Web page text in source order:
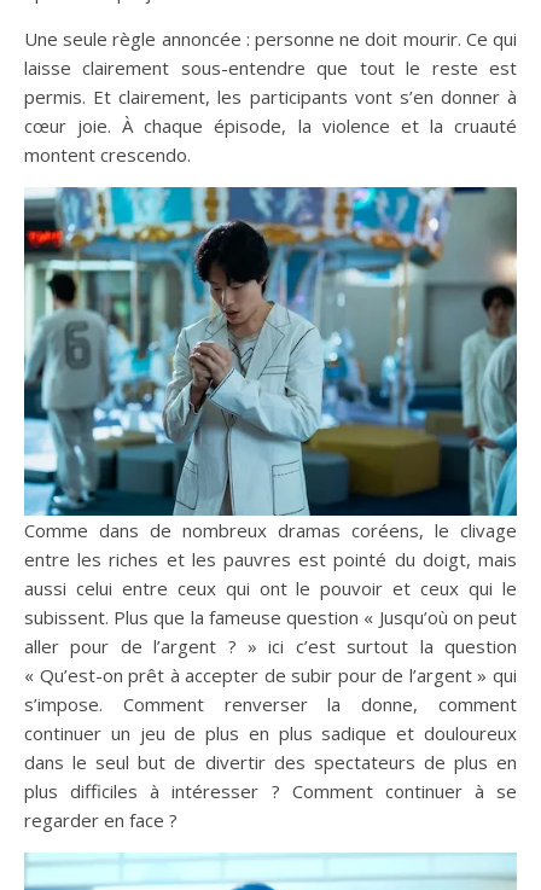
Une seule règle annoncée : personne ne doit mourir. Ce qui
laisse clairement sous-entendre que tout le reste est
permis. Et clairement, les participants vont s’en donner à
cœur joie. À chaque épisode, la violence et la cruauté
montent crescendo.
Comme dans de nombreux dramas coréens, le clivage
entre les riches et les pauvres est pointé du doigt, mais
aussi celui entre ceux qui ont le pouvoir et ceux qui le
subissent. Plus que la fameuse question « Jusqu’où on peut
aller pour de l’argent ? » ici c’est surtout la question
« Qu’est-on prêt à accepter de subir pour de l’argent » qui
s’impose. Comment renverser la donne, comment
continuer un jeu de plus en plus sadique et douloureux
dans le seul but de divertir des spectateurs de plus en
plus difficiles à intéresser ? Comment continuer à se
regarder en face ?